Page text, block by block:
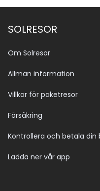
SOLRESOR
Om Solresor
Allmän information
Villkor för paketresor
Försäkring
Kontrollera och betala din
Ladda ner vår app